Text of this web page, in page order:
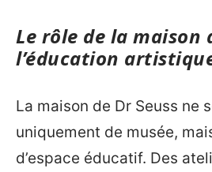
Le rôle de la maison
l’éducation
La maison de Dr Seuss ne
uniquement de musée,
d’espace éducatif. Des